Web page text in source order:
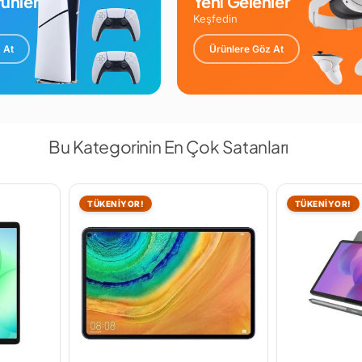
At
Keşfedin
Ürünlere Göz At
Bu Kategorinin En Çok Satanları
TÜKENİYOR! TÜKENİYOR!